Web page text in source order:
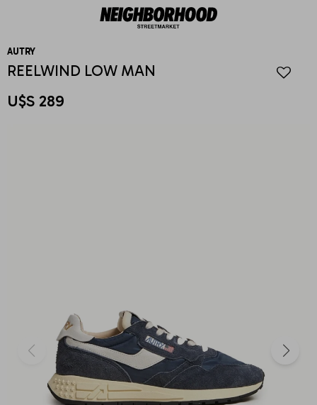
AUTRY
REELWIND LOW MAN
U$S 289